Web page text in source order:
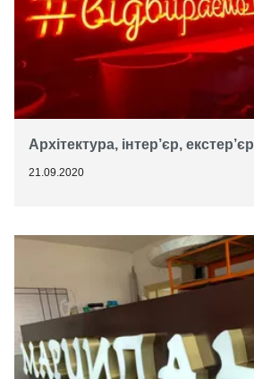
Архітектура, інтер’єр, екстер’єр
21.09.2020